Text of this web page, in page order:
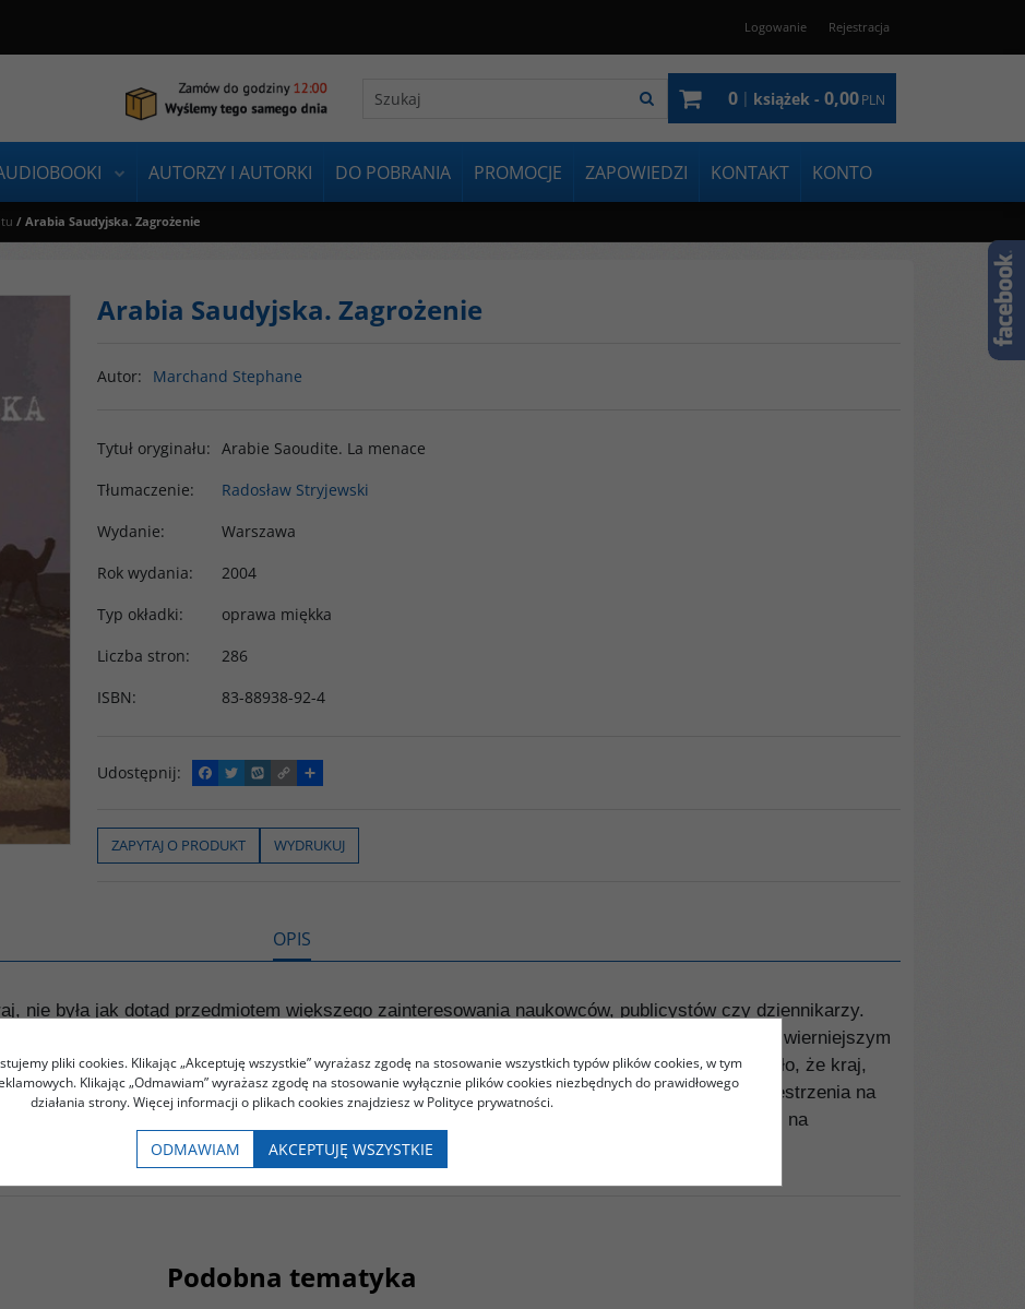
Logowanie Rejestracja
0 | książek - 0,00PLN
AUTORZY I AUTORKI DO POBRANIA PROMOCJE ZAPOWIEDZI KONTAKT KONTO
/ Arabia Saudyjska. Zagrożenie
Arabia Saudyjska. Zagrożenie
Autor: Marchand Stephane
Tytuł oryginału: Arabie Saoudite. La menace
Tłumaczenie:
Radosław Stryjewski
Wydanie:
Warszawa
Rok wydania:
2004
Typ okładki:
oprawa miękka
Liczba stron:
286
ISBN: 83-88938-92-4
Udostępnij:
F
a
e
b
o
T
w
t
t
e
W
y
o
C
o
y
L
i
P
o
z
i
e
ę
ZAPYTAJ O PRODUKT WYDRUKUJ
OPIS
nie była jak dotąd przedmiotem większego zainteresowania naukowców, publicystów czy dziennikarzy.
i zwróciła oczy całego świata na ten obszar. Trudno jest zrozumieć, dlaczego będąc najwierniejszym
Bliskim Wschodzie, Arabia Saudyjska tak bardzo przyczyniła się do tej tragedii. Jak to się stało, że kraj,
zasobów ropy naftowej, na którego terytorium znajdują się dwa najświętsze meczety, rozprzestrzenia na
ogromne bogactwa nie powodują dostatecznego rozwoju kraju, lecz są marnotrawione na
Podobna tematyka
pliki cookies. Klikając „Akceptuję wszystkie” wyrażasz zgodę na stosowanie wszystkich typów plików cookies, w tym
Klikając „Odmawiam” wyrażasz zgodę na stosowanie wyłącznie plików cookies niezbędnych do prawidłowego
działania strony. Więcej informacji o plikach cookies znajdziesz w Polityce prywatności.
ODMAWIAM AKCEPTUJĘ WSZYSTKIE